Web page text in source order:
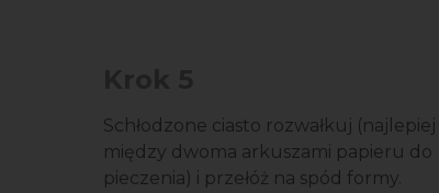
Schłodzone ciasto rozwałkuj (najlepiej
między dwoma arkuszami papieru do
pieczenia) i przełóż na spód formy.